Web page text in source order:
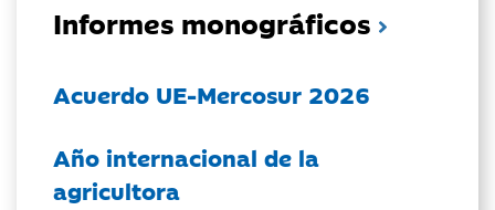
Informes monográficos
Acuerdo UE-Mercosur 2026
Año internacional de la
agricultora